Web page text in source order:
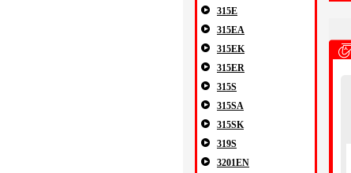
315E
315EA
315EK
315ER
315S
315SA
315SK
319S
3201EN